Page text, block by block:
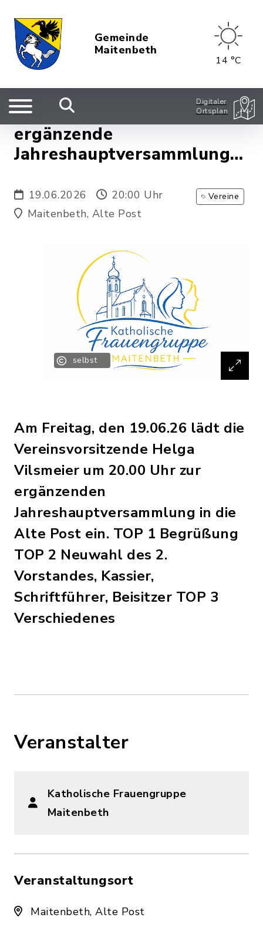
Gemeinde
Maitenbeth
14 °C
Digitaler
Ortsplan
ergänzende
Jahreshauptversammlung
19.06.2026
20:00 Uhr
Maitenbeth, Alte Post
Vereine
selbst
Am Freitag, den 19.06.26 lädt die
Vereinsvorsitzende Helga
Vilsmeier um 20.00 Uhr zur
ergänzenden
Jahreshauptversammlung in die
Alte Post ein. TOP 1 Begrüßung
TOP 2 Neuwahl des 2.
Vorstandes, Kassier,
Schriftführer, Beisitzer TOP 3
Verschiedenes
Veranstalter
Katholische Frauengruppe
Maitenbeth
Veranstaltungsort
Maitenbeth, Alte Post